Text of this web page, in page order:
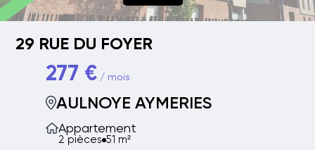
29 RUE DU FOYER
277 €/ mois
AULNOYE AYMERIES
Appartement
2 pièces 51 m²